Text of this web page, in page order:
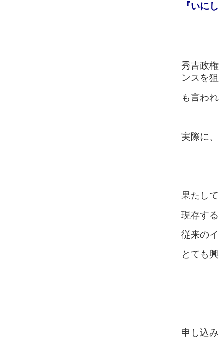
『いに
秀吉政
ンスを
も言わ
実際に
果たし
現存す
従来の
とても
申し込